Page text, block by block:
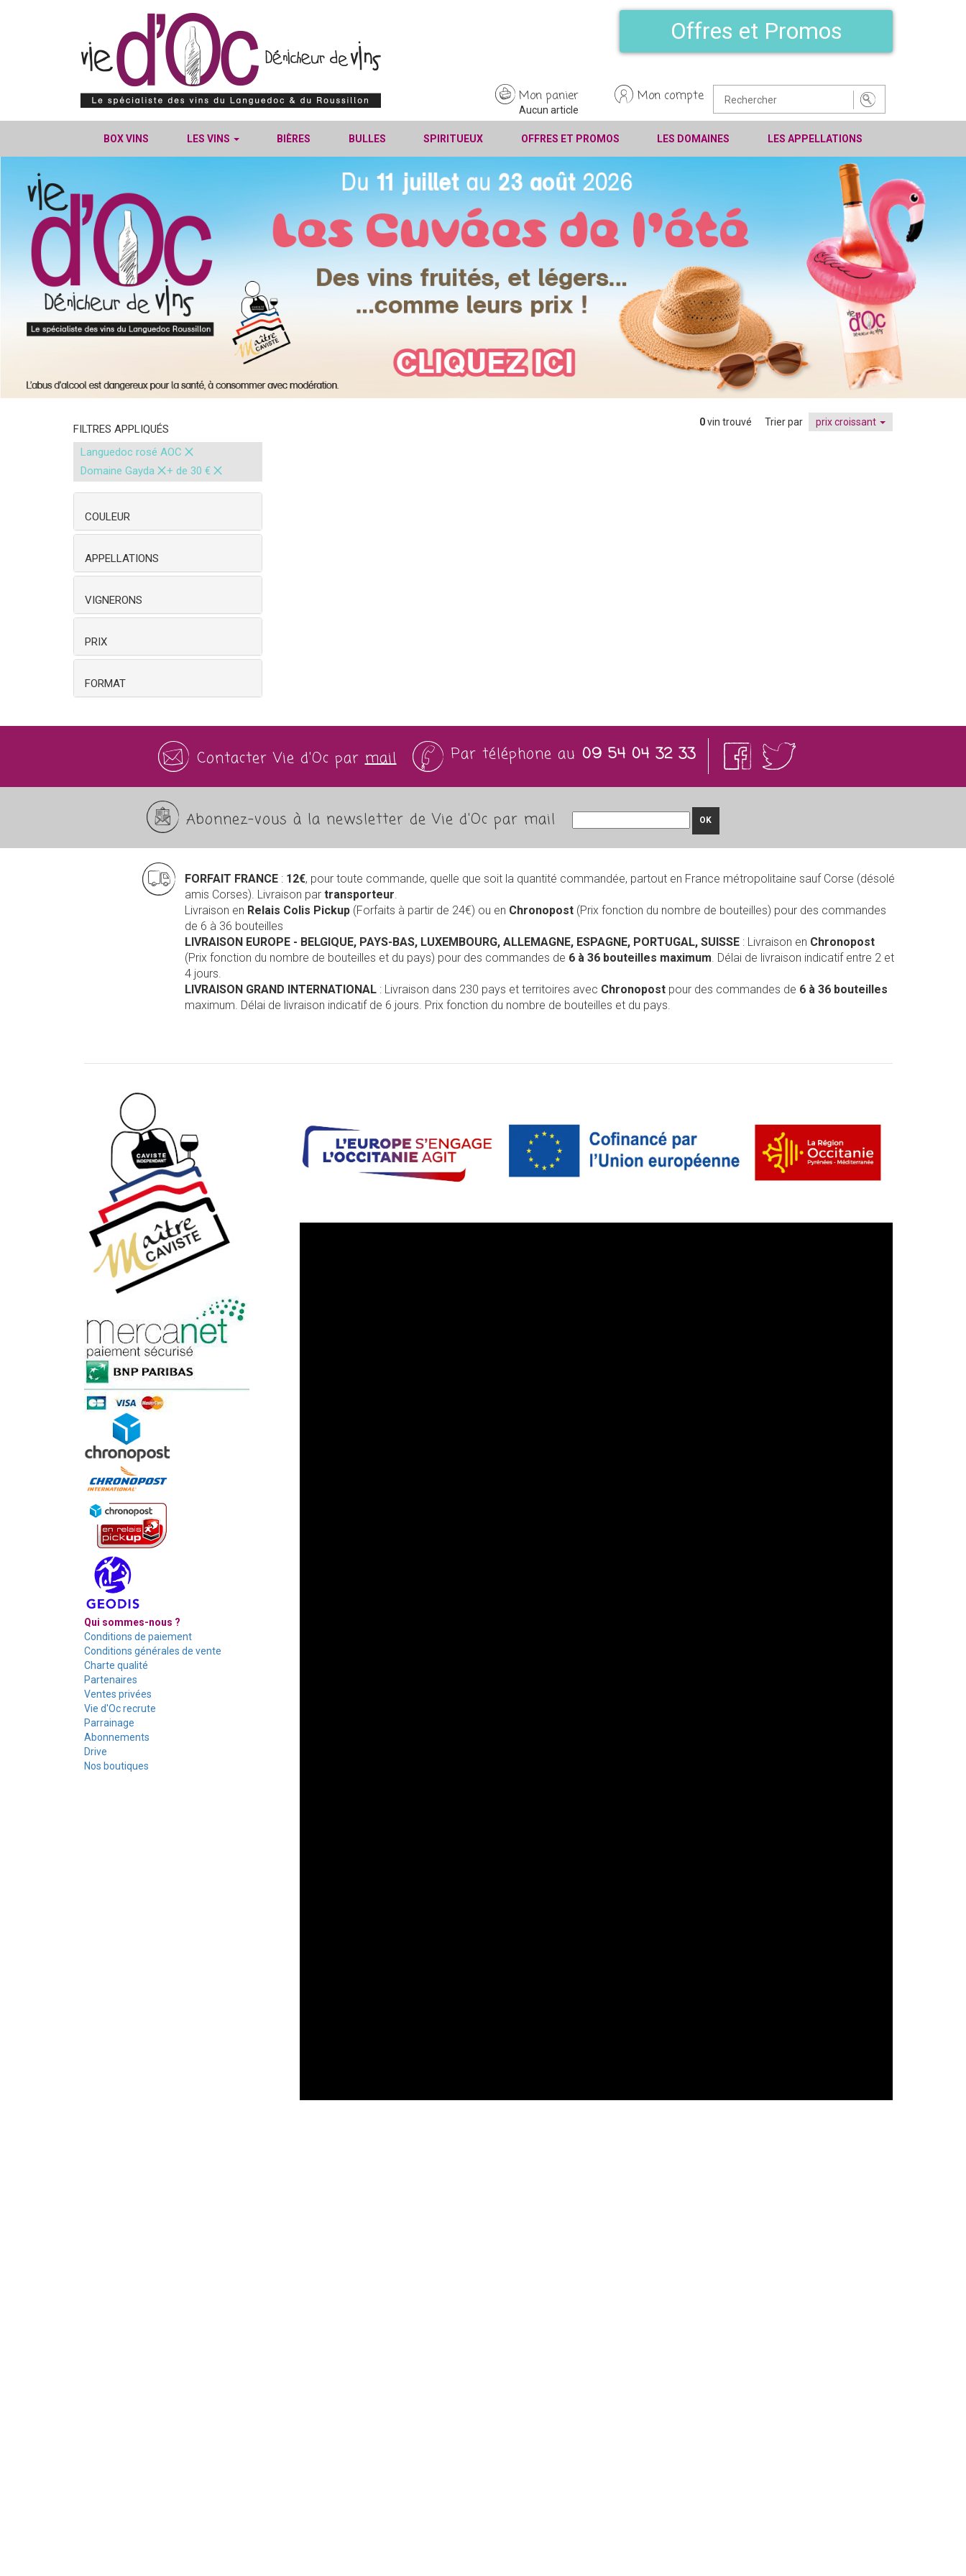
Offres et Promos
Mon panier
Aucun article
Mon compte
BOX VINS LES VINS BIÈRES BULLES SPIRITUEUX OFFRES ET PROMOS LES DOMAINES LES APPELLATIONS
FILTRES APPLIQUÉS
Languedoc rosé AOC ×
Domaine Gayda ×+ de 30 € ×
COULEUR
APPELLATIONS
VIGNERONS
PRIX
FORMAT
0vin trouvé Trier par prix croissant
Contacter Vie d'Oc parmail Par téléphone au 09 54 04 32 33
Abonnez-vous à la newsletter de Vie d'Oc par mail OK
FORFAIT FRANCE : 12€, pour toute commande, quelle que soit la quantité commandée, partout en France métropolitaine sauf Corse (désolé
amis Corses). Livraison partransporteur.
Livraison en Relais Colis Pickup (Forfaits à partir de 24€) ou en Chronopost (Prix fonction du nombre de bouteilles) pour des commandes
de 6 à 36 bouteilles
LIVRAISON EUROPE - BELGIQUE, PAYS-BAS, LUXEMBOURG, ALLEMAGNE, ESPAGNE, PORTUGAL, SUISSE : Livraison en Chronopost
(Prix fonction du nombre de bouteilles et du pays) pour des commandes de 6 à 36 bouteilles maximum. Délai de livraison indicatif entre 2 et
4 jours.
LIVRAISON GRAND INTERNATIONAL : Livraison dans 230 pays et territoires avec Chronopost pour des commandes de 6 à 36 bouteilles
maximum. Délai de livraison indicatif de 6 jours. Prix fonction du nombre de bouteilles et du pays.
Qui sommes-nous ?
Conditions de paiement
Conditions générales de vente
Charte qualité
Partenaires
Ventes privées
Vie d'Oc recrute
Parrainage
Abonnements
Drive
Nos boutiques